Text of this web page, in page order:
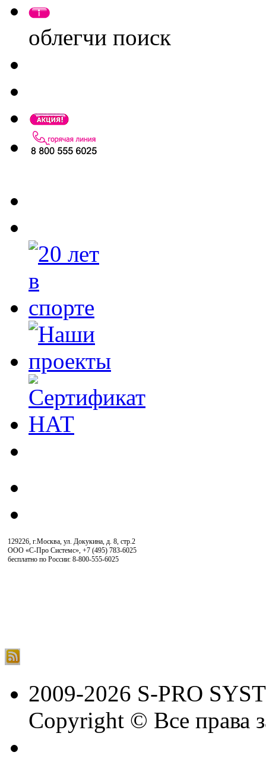
облегчи поиск
129226, г.Москва, ул. Докукина, д. 8, стр.2
ООО «С-Про Системс», +7 (495) 783-6025
бесплатно по России: 8-800-555-6025
2009-2026 S-PRO
Copyright © Все права